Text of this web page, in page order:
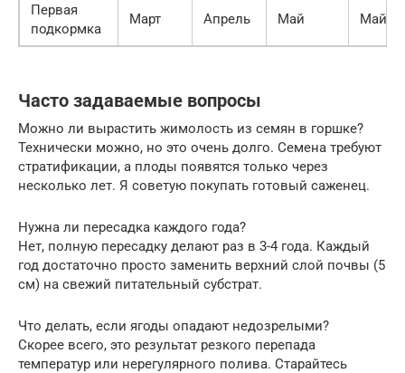
Первая
подкормка
Март Апрель Май Май
Часто задаваемые вопросы
Можно ли вырастить жимолость из семян в горшке?
Технически можно, но это очень долго. Семена требуют
стратификации, а плоды появятся только через
несколько лет. Я советую покупать готовый саженец.
Нужна ли пересадка каждого года?
Нет, полную пересадку делают раз в 3-4 года. Каждый
год достаточно просто заменить верхний слой почвы (5
см) на свежий питательный субстрат.
Что делать, если ягоды опадают недозрелыми?
Скорее всего, это результат резкого перепада
температур или нерегулярного полива. Старайтесь